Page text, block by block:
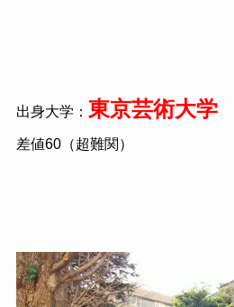
出身大学： 東京芸術大学
差値60（超難関）